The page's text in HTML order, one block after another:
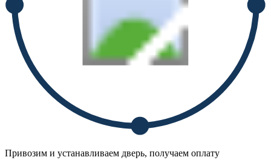
Привозим и устанавливаем дверь, получаем оплату